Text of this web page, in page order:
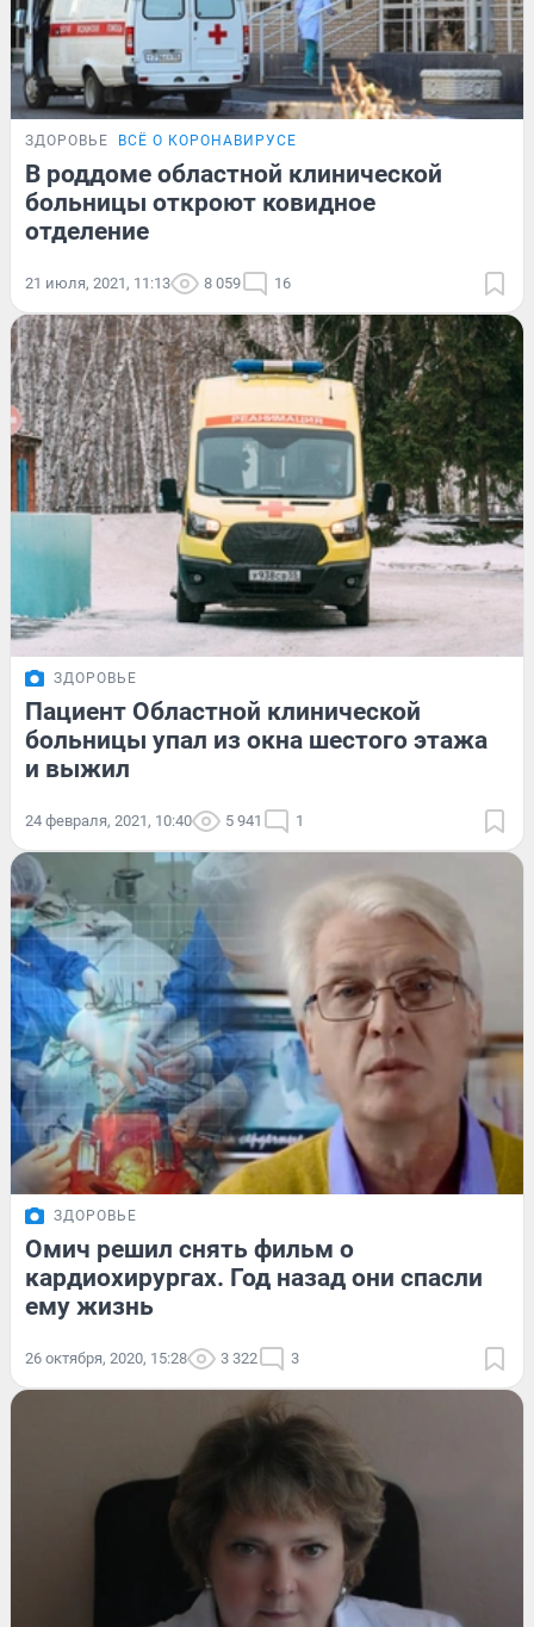
ЗДОРОВЬЕ ВСЁ О КОРОНАВИРУСЕ
В роддоме областной клинической
больницы откроют ковидное
отделение
21 июля, 2021, 11:13 8 059 16
ЗДОРОВЬЕ
Пациент Областной клинической
больницы упал из окна шестого этажа
и выжил
24 февраля, 2021, 10:40 5 941 1
ЗДОРОВЬЕ
Омич решил снять фильм о
кардиохирургах. Год назад они спасли
ему жизнь
26 октября, 2020, 15:28 3 322 3